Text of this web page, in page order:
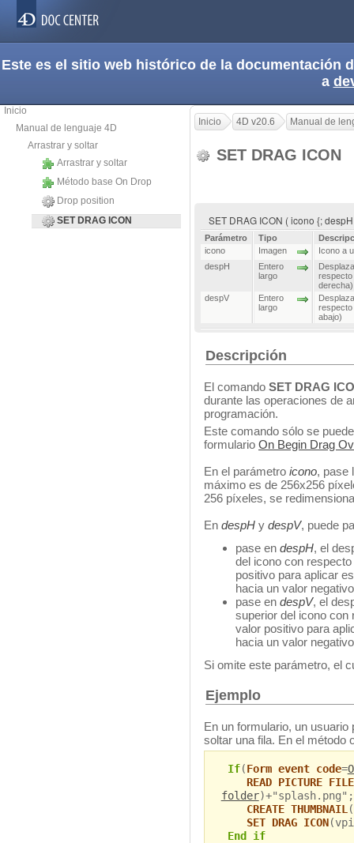
Este es el sitio web histórico de la documentación
a
Inicio
Manual de lenguaje 4D
Arrastrar y soltar
Arrastrar y soltar
Método base On Drop
Drop position
SET DRAG ICON
Inicio 4D v20.6 Manual de
SET DRAG ICON
SET DRAG ICON ( icono {;
Parámetro Tipo
icono
Imagen
Icono a
despH
Entero
largo
respecto
derecha)
despV
Entero
largo
respecto
abajo)
Descripción
El comando SET DRAG
durante las operaciones de
programación.
Este comando sólo se
formulario On Begin Drag
En el parámetro icono, pase
máximo es de 256x256
256 píxeles, se
En despH y despV, puede
pase en despH, el
del icono con
positivo para aplicar
hacia un valor
pase en despV, el
superior del icono con
valor positivo para
hacia un valor
Si omite este parámetro, el
Ejemplo
En un formulario, un
soltar una fila. En el método
If(Form event code=
READ PICTURE FILE
folder
CREATE THUMBNAIL
SET DRAG ICON
End if